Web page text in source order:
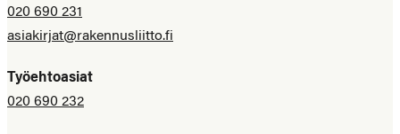
020 690 231
asiakirjat@rakennusliitto.fi
Työehtoasiat
020 690 232